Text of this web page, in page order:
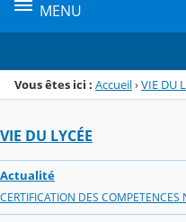
MENU
Vous êtes ici : Accueil›VIE DU
VIE DU LYCÉE
Actualité
CERTIFICATION DES COMPETENCES